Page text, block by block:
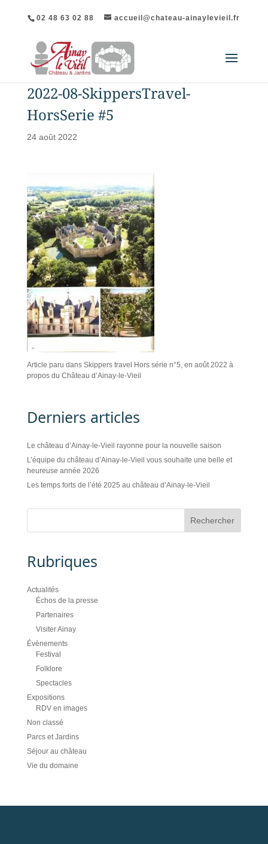
02 48 63 02 88 accueil@chateau-ainaylevieil.fr
2022-08-SkippersTravel-
HorsSerie #5
24 août 2022
Article paru dans Skippers travel Hors série n°5, en août 2022 à
propos du Château d’Ainay-le-Vieil
Derniers articles
Le château d’Ainay-le-Vieil rayonne pour la nouvelle saison
L’équipe du château d’Ainay-le-Vieil vous souhaite une belle et
heureuse année 2026
Les temps forts de l’été 2025 au château d’Ainay-le-Vieil
Rubriques
Actualités
Échos de la presse
Partenaires
Visiter Ainay
Évènements
Festival
Folklore
Spectacles
Expositions
RDV en images
Non classé
Parcs et Jardins
Séjour au château
Vie du domaine